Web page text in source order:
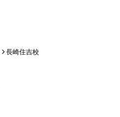
長崎住吉校